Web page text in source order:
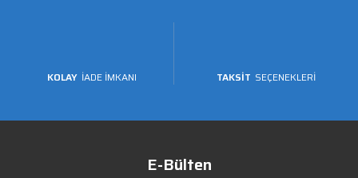
KOLAY İADE İMKANI TAKSİT SEÇENEKLERİ
E-Bülten